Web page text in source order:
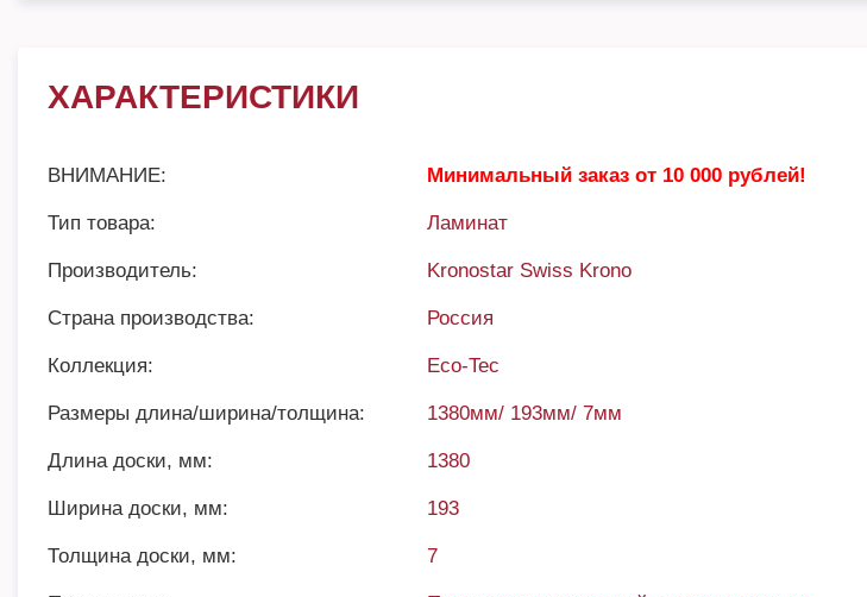
ХАРАКТЕРИСТИКИ
ВНИМАНИЕ: Минимальный заказ от 10 000 рублей!
Тип товара: Ламинат
Производитель: Kronostar Swiss Krono
Страна производства: Россия
Коллекция: Eco-Tec
Размеры длина/ширина/толщина: 1380мм/ 193мм/ 7мм
Длина доски, мм: 1380
Ширина доски, мм: 193
Толщина доски, мм: 7